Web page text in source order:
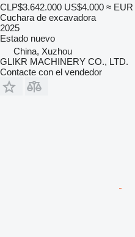
CLP$3.642.000 US$4.000 ≈ EUR
Cuchara de excavadora
2025
Estado nuevo
China, Xuzhou
GLIKR MACHINERY CO., LTD.
Contacte con el vendedor